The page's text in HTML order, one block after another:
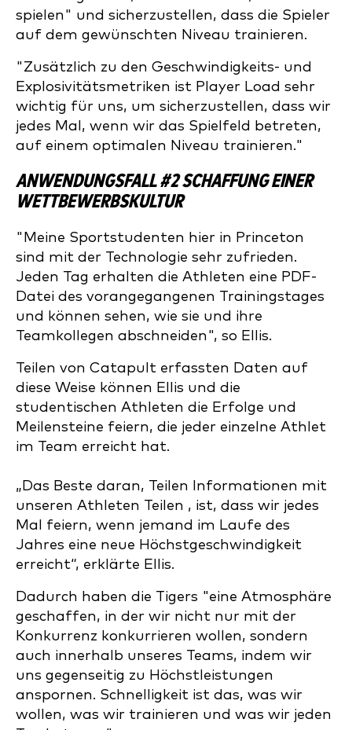
spielen" und sicherzustellen, dass die Spieler
auf dem gewünschten Niveau trainieren.
"Zusätzlich zu den Geschwindigkeits- und
Explosivitätsmetriken ist Player Load sehr
wichtig für uns, um sicherzustellen, dass wir
jedes Mal, wenn wir das Spielfeld betreten,
auf einem optimalen Niveau trainieren."
ANWENDUNGSFALL #2 SCHAFFUNG EINER
WETTBEWERBSKULTUR
"Meine Sportstudenten hier in Princeton
sind mit der Technologie sehr zufrieden.
Jeden Tag erhalten die Athleten eine PDF-
Datei des vorangegangenen Trainingstages
und können sehen, wie sie und ihre
Teamkollegen abschneiden", so Ellis.
Teilen von Catapult erfassten Daten auf
diese Weise können Ellis und die
studentischen Athleten die Erfolge und
Meilensteine feiern, die jeder einzelne Athlet
im Team erreicht hat.
„Das Beste daran, Teilen Informationen mit
unseren Athleten Teilen , ist, dass wir jedes
Mal feiern, wenn jemand im Laufe des
Jahres eine neue Höchstgeschwindigkeit
erreicht“, erklärte Ellis.
Dadurch haben die Tigers "eine Atmosphäre
geschaffen, in der wir nicht nur mit der
Konkurrenz konkurrieren wollen, sondern
auch innerhalb unseres Teams, indem wir
uns gegenseitig zu Höchstleistungen
anspornen. Schnelligkeit ist das, was wir
wollen, was wir trainieren und was wir jeden